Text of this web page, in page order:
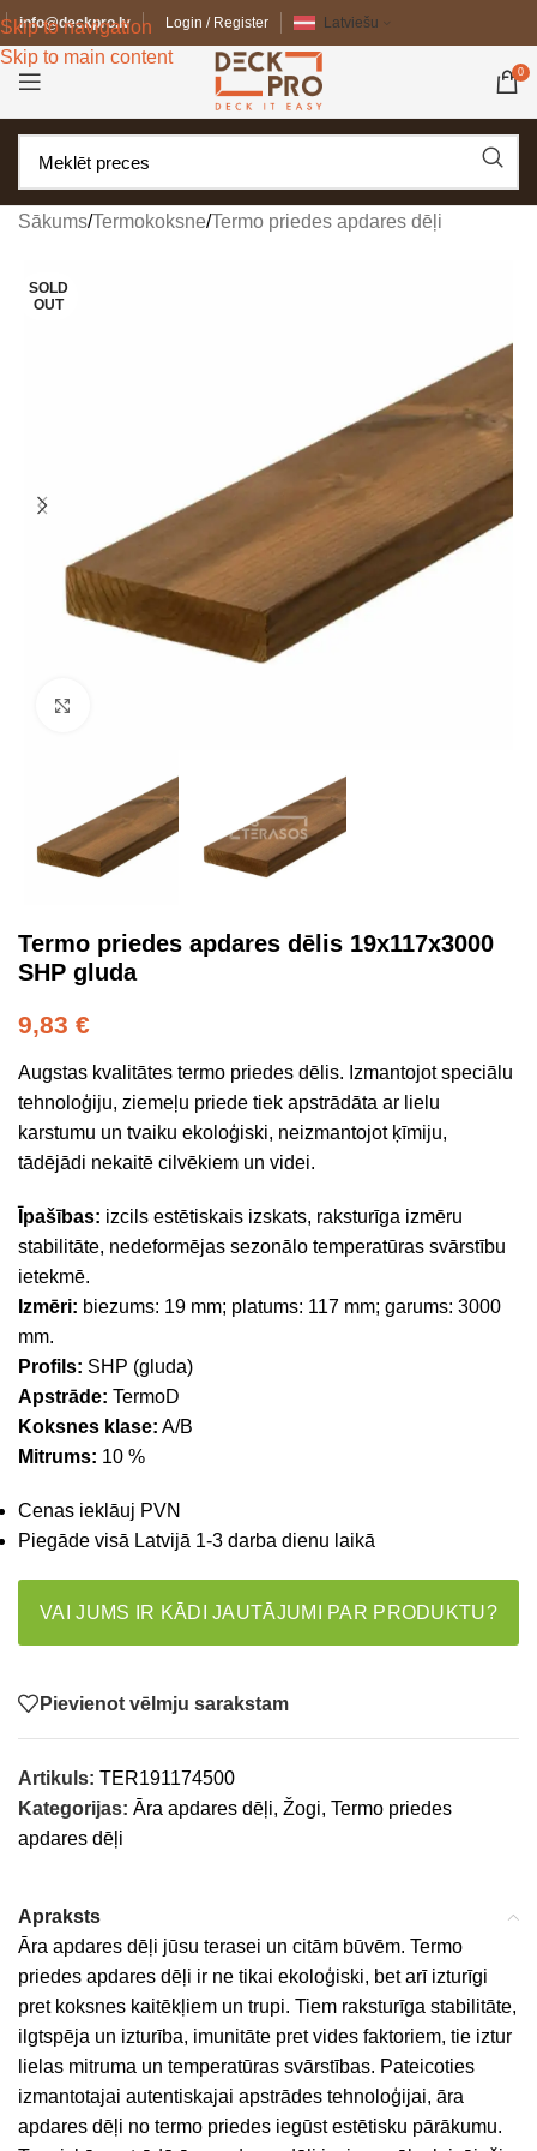
Skip to navigation
Skip to main content
info@deckpro.lv Login / Register Latviešu
0
Sākums/Termokoksne/Termo priedes apdares dēļi
SOLD
OUT
Termo priedes apdares dēlis 19x117x3000
SHP gluda
9,83 €
Augstas kvalitātes termo priedes dēlis. Izmantojot speciālu
tehnoloģiju, ziemeļu priede tiek apstrādāta ar lielu
karstumu un tvaiku ekoloģiski, neizmantojot ķīmiju,
tādējādi nekaitē cilvēkiem un videi.
Īpašības: izcils estētiskais izskats, raksturīga izmēru
stabilitāte, nedeformējas sezonālo temperatūras svārstību
ietekmē.
Izmēri: biezums: 19 mm; platums: 117 mm; garums: 3000
mm.
Profils: SHP (gluda)
Apstrāde: TermoD
Koksnes klase: A/B
Mitrums: 10 %
Cenas ieklāuj PVN
Piegāde visā Latvijā 1-3 darba dienu laikā
VAI JUMS IR KĀDI JAUTĀJUMI PAR PRODUKTU?
Pievienot vēlmju sarakstam
Artikuls: TER191174500
Kategorijas: Āra apdares dēļi, Žogi, Termo priedes
apdares dēļi
Apraksts
Āra apdares dēļi jūsu terasei un citām būvēm. Termo
priedes apdares dēļi ir ne tikai ekoloģiski, bet arī izturīgi
pret koksnes kaitēkļiem un trupi. Tiem raksturīga stabilitāte,
ilgtspēja un izturība, imunitāte pret vides faktoriem, tie iztur
lielas mitruma un temperatūras svārstības. Pateicoties
izmantotajai autentiskajai apstrādes tehnoloģijai, āra
apdares dēļi no termo priedes iegūst estētisku pārākumu.